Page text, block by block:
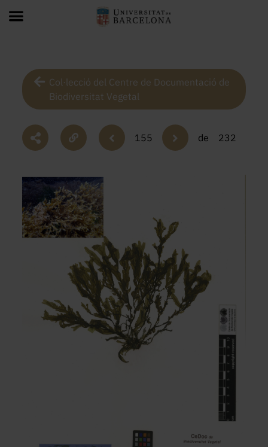
Col·lecció del Centre de Documentació de
Biodiversitat Vegetal
155 de 232